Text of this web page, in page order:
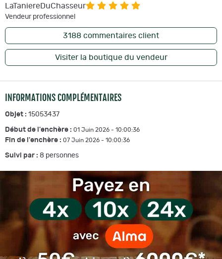
LaTaniereDuChasseur
Vendeur professionnel
3188 commentaires client
Visiter la boutique du vendeur
INFORMATIONS COMPLÉMENTAIRES
Objet : 15053437
Début de l'enchère : 01 Juin 2026 - 10:00:36
Fin de l'enchère : 07 Juin 2026 - 10:00:36
Suivi par : 8 personnes